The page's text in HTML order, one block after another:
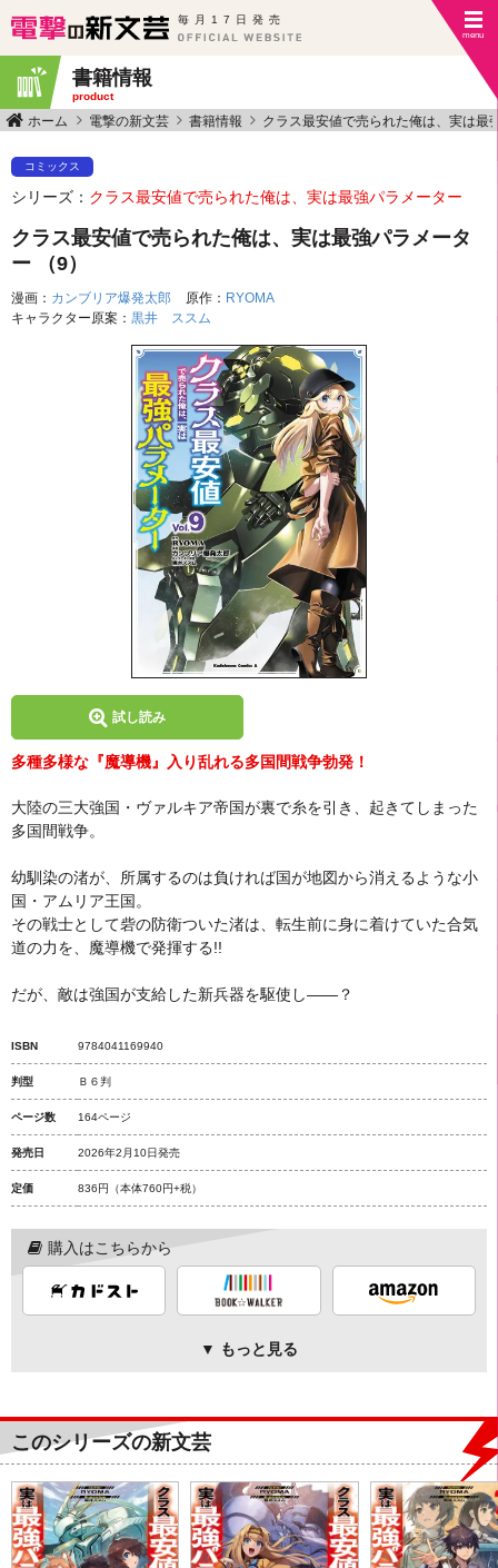
毎月17日発売
書籍情報
product
ホーム 電撃の新文芸 書籍情報 クラス最安値で売られた俺は、実は最
コミックス
シリーズ： クラス最安値で売られた俺は、実は最強パラメーター
クラス最安値で売られた俺は、実は最強パラメータ
ー （9）
漫画： カンブリア爆発太郎 原作： RYOMA
キャラクター原案： 黒井 ススム
試し読み
多種多様な『魔導機』入り乱れる多国間戦争勃発！
大陸の三大強国・ヴァルキア帝国が裏で糸を引き、起きてしまった
多国間戦争。
幼馴染の渚が、所属するのは負ければ国が地図から消えるような小
国・アムリア王国。
その戦士として砦の防衛ついた渚は、転生前に身に着けていた合気
道の力を、魔導機で発揮する!!
だが、敵は強国が支給した新兵器を駆使し――？
ISBN 9784041169940
判型 Ｂ６判
ページ数 164ページ
発売日 2026年2月10日発売
定価 836円 （本体760円+税）
購入はこちらから
▼ もっと見る
このシリーズの新文芸